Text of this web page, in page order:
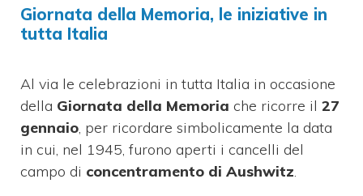
Giornata della Memoria, le iniziative in
tutta Italia
Al via le celebrazioni in tutta Italia in occasione
della Giornata della Memoria che ricorre il 27
gennaio, per ricordare simbolicamente la data
in cui, nel 1945, furono aperti i cancelli del
campo di concentramento di Aushwitz.